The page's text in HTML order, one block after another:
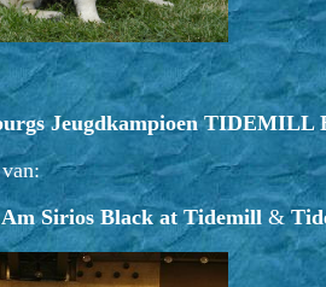
Jeugdkampioen
Am Sirios Black at Tidemill &